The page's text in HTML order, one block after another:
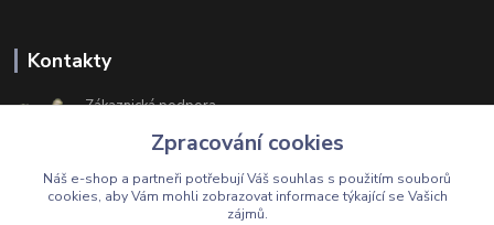
Kontakty
Zákaznická podpora
+420 603 174 975
Po-Čt, 8-16 hod. Pá 8-14 hod.
Zpracování cookies
Náš e-shop a partneři potřebují Váš souhlas s použitím souborů
cookies, aby Vám mohli zobrazovat informace týkající se Vašich
zájmů.